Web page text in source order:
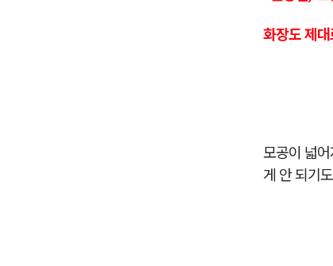
화장도 제
모공이 넓
게 안 되기